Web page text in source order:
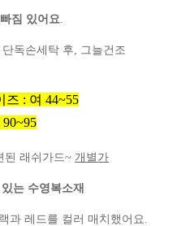
짐 있어요
독손세탁 후, 그늘건조
: 여 44~55
90~95
된 래쉬가드~ 개별가
는 수영복소재
과 레드를 컬러 매치했어요.